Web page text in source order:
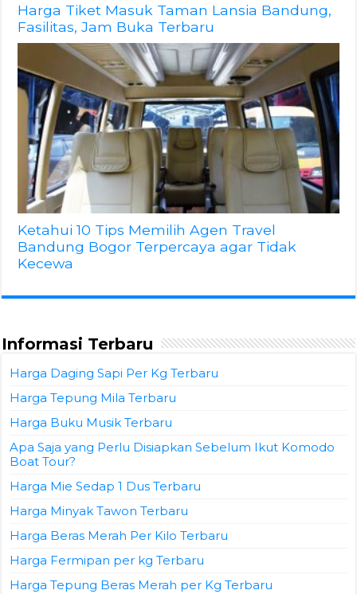
Harga Tiket Masuk Taman Lansia Bandung,
Fasilitas, Jam Buka Terbaru
Ketahui 10 Tips Memilih Agen Travel
Bandung Bogor Terpercaya agar Tidak
Kecewa
Informasi Terbaru
Harga Daging Sapi Per Kg Terbaru
Harga Tepung Mila Terbaru
Harga Buku Musik Terbaru
Apa Saja yang Perlu Disiapkan Sebelum Ikut Komodo
Boat Tour?
Harga Mie Sedap 1 Dus Terbaru
Harga Minyak Tawon Terbaru
Harga Beras Merah Per Kilo Terbaru
Harga Fermipan per kg Terbaru
Harga Tepung Beras Merah per Kg Terbaru